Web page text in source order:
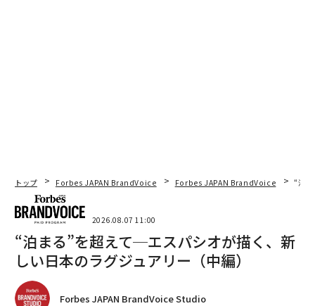
トップ Forbes JAPAN BrandVoice Forbes JAPAN BrandVoice “泊
2026.08.07 11:00
“泊まる”を超えて─エスパシオが描く、新
しい日本のラグジュアリー（中編）
Forbes JAPAN BrandVoice Studio